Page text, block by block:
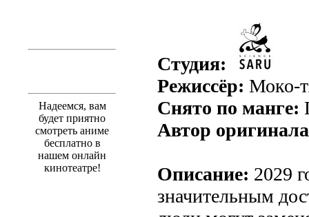
Надеемся, вам
будет приятно
смотреть аниме
бесплатно в
нашем онлайн
кинотеатре!
Студия:
Режиссёр: Моко-
Снято по манге:
Автор
Описание: 2029
значительным